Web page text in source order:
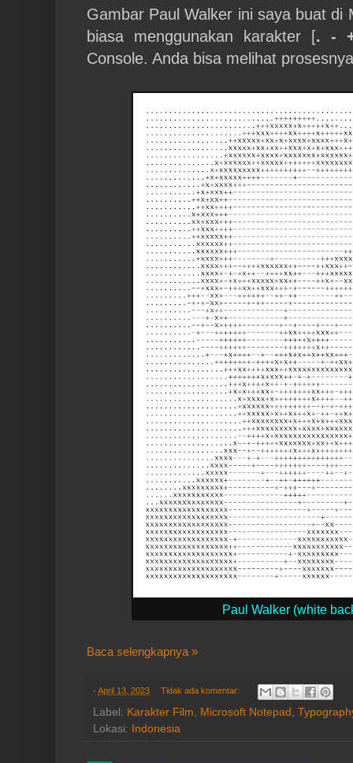
Gambar Paul Walker ini saya buat di
biasa menggunakan karakter [. -
Console. Anda bisa melihat
Paul Walker (white
Baca selengkapnya »
- April 13, 2023 Tidak ada komentar:
Label: Karakter Film Microsoft Notepad
Lokasi: Indonesia